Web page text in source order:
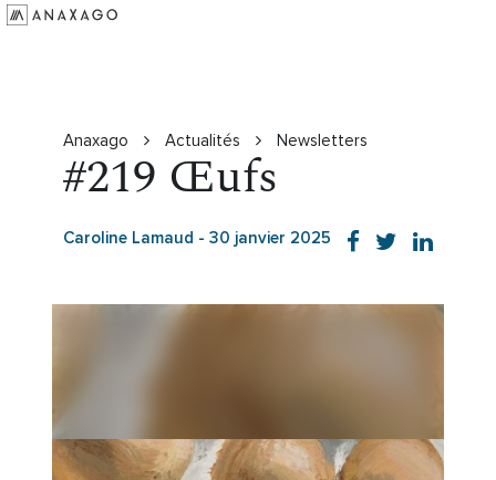
RessourcesAnaxago Actualités Newsletters
#219 Œufs
Caroline Lamaud - 30 janvier 2025